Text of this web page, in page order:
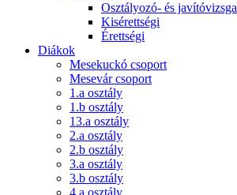
Osztályozó- és javítóvizsga
Kisérettségi
Érettségi
Diákok
Mesekuckó csoport
Mesevár csoport
1.a osztály
1.b osztály
13.a osztály
2.a osztály
2.b osztály
3.a osztály
3.b osztály
4.a osztály